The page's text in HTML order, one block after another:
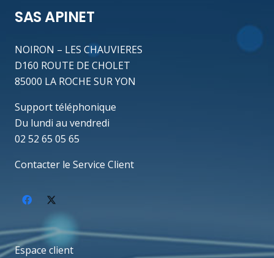
SAS APINET
NOIRON – LES CHAUVIERES
D160 ROUTE DE CHOLET
85000 LA ROCHE SUR YON
Support téléphonique
Du lundi au vendredi
02 52 65 05 65
Contacter le Service Client
Espace client